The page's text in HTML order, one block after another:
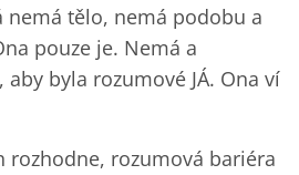
nemá tělo, nemá podobu a
pouze je. Nemá a
byla rozumové JÁ. Ona ví
rozhodne, rozumová bariéra